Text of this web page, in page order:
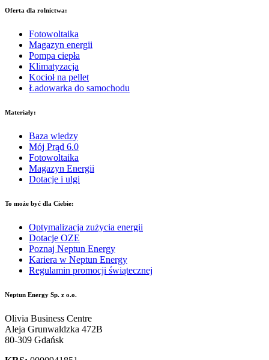
Oferta dla rolnictwa:
Fotowoltaika
Magazyn energii
Pompa ciepła
Klimatyzacja
Kocioł na pellet
Ładowarka do samochodu
Materiały:
Baza wiedzy
Mój Prąd 6.0
Fotowoltaika
Magazyn Energii
Dotacje i ulgi
To może być dla Ciebie:
Optymalizacja zużycia energii
Dotacje OZE
Poznaj Neptun Energy
Kariera w Neptun Energy
Regulamin promocji świątecznej
Neptun Energy Sp. z o.o.
Olivia Business Centre
Aleja Grunwaldzka 472B
80-309 Gdańsk